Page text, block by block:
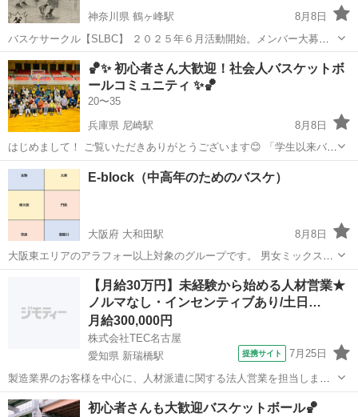
神奈川県 鶴ヶ峰駅
8月8日
バスケサークル【SLBC】 ２０２５年６月活動開始。メンバー大募
集！！ ※新設ですので参加しやすいかと思います。積極的に出席可能
なかた大歓迎です✩ 【活動場所】 主に旭区周辺の地区センター、戸
塚、保土ヶ谷、泉区、瀬...
神奈川 横浜市 鶴ヶ峰駅 バスケットボール
🏀✨ 初心者さん大歓迎！社会人バスケットボ
ールコミュニティ ✨🏀
20〜35
兵庫県 尼崎駅
8月8日
はじめまして！ ご覧いただきありがとうございます😊 「学生以来バス
ケしてないな〜🤔」 「運動不足を解消したい💦」 そんな方にぴったり
の、ゆるく楽しめる社会人バスケコミュニティです😊 🔸活動時間：2
時間 ⏰ 🔸参加費：500...
兵庫 尼崎市 バスケットボール
E-block（中高年のためのバスケ）
大阪府 大和田駅
8月8日
大阪東エリアのアラフォー以上対象のグループです。 男女ミックスで
ゲームを楽しみましょう。男性40歳、女性30歳以上の方向けのバスケ
グループを立ち上げました。 最近体力の衰えを感じている今日この
頃．．。 歳をとっても長くバ...
大和田駅 バスケットボール
コミュニティセンター
【月給30万円】未経験から始める人材営業★
ノルマなし・インセンティブあり/土日…
月給300,000円
株式会社TEC名古屋
愛知県 新瑞橋駅
提携サイト 7月25日
製造業界のお客様を中心に、人材派遣に関する法人営業を担当しま
す。 企業への提案から求職者との面談、就業後のフォローまで、一人
の営業が一貫して携わる「両手型営業」なので、迅速な対応ができま
愛知 新瑞橋駅 営業事務
初心者さんも大歓迎バスケットボール🏀